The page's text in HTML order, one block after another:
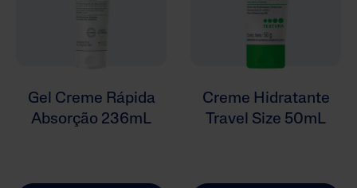
Gel Creme Rápida
Absorção 236mL
Creme Hidratante
Travel Size 50mL